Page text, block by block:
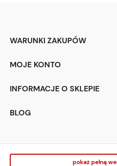
WARUNKI ZAKUPÓW
MOJE KONTO
INFORMACJE O SKLEPIE
BLOG
pokaż pełną